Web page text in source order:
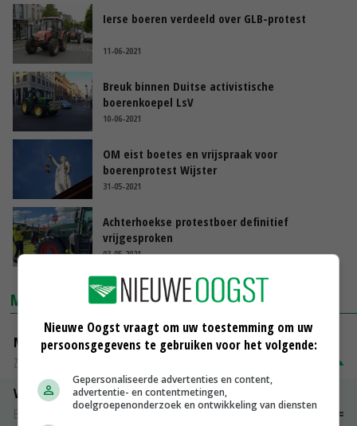
Ierse boeren verdeeld over GLB-protest
11-06-2021
Breuk binnen Duitse activistische
boerenkoepel LsV
10-06-2021
OM eist boetes en vrijspraak voor
boerenprotest Wijster
31-05-2021
Achterhoekse protestboer definitief
vrijgesproken
03-05-2021
MARKTPRIJZEN
Magere melkpoeder
Zuivel NL
Vleeskuikens 2001-2600 gr
Barneveld
€ 1,09~ € 1,11
Nieuwe Oogst vraagt om uw toestemming om uw
persoonsgegevens te gebruiken voor het volgende:
Gepersonaliseerde advertenties en content,
advertentie- en contentmetingen,
doelgroepenonderzoek en ontwikkeling van diensten